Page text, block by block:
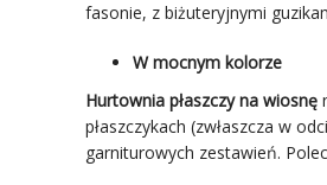
fasonie, z biżuteryjnymi
W mocnym kolorze
Hurtownia płaszczy na wiosnę
płaszczykach (zwłaszcza w
garniturowych zestawień.